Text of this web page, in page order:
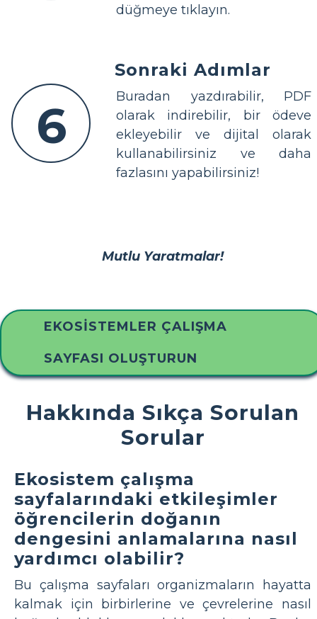
düğmeye tıklayın.
6
Sonraki Adımlar
Buradan yazdırabilir, PDF
olarak indirebilir, bir ödeve
ekleyebilir ve dijital olarak
kullanabilirsiniz ve daha
fazlasını yapabilirsiniz!
Mutlu Yaratmalar!
EKOSISTEMLER ÇALIŞMA
SAYFASI OLUŞTURUN
Hakkında Sıkça Sorulan
Sorular
Ekosistem çalışma
sayfalarındaki etkileşimler
öğrencilerin doğanın
dengesini anlamalarına nasıl
yardımcı olabilir?
Bu çalışma sayfaları organizmaların hayatta
kalmak için birbirlerine ve çevrelerine nasıl